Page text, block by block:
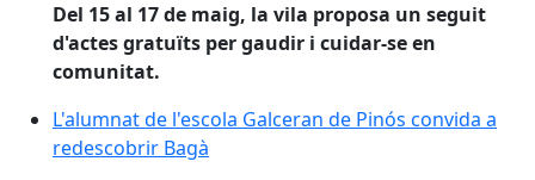
Del 15 al 17 de maig, la vila proposa un seguit
d'actes gratuïts per gaudir i cuidar-se en
comunitat.
L'alumnat de l'escola Galceran de Pinós convida a
L'alumnat de l'escola Galceran de Pinós convida a
redescobrir Bagà